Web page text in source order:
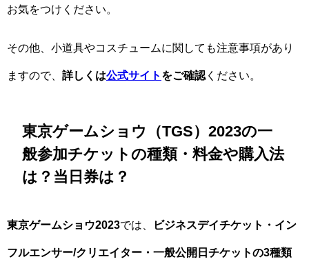
お気をつけください。
その他、小道具やコスチュームに関しても注意事項があり
ますので、 詳しくは公式サイト をご確認 ください。
東京ゲームショウ（TGS）2023の一
般参加チケットの種類・料金や購入法
は？当日券は？
東京ゲームショウ2023では、 ビジネスデイチケット・イン
フルエンサー/クリエイター・一般公開日チケットの3種類